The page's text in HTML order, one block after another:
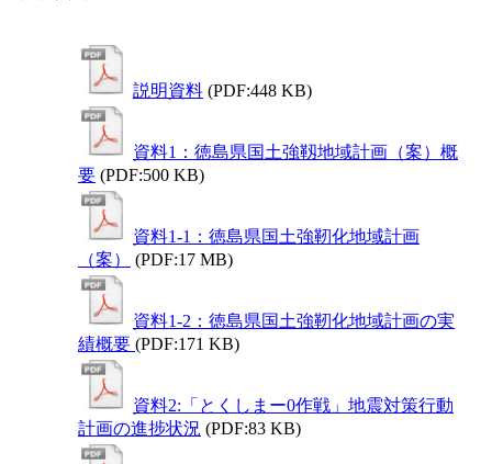
説明資料 (PDF:448 KB)
資料1：徳島県国土強靱地域計画（案）概
要 (PDF:500 KB)
資料1-1：徳島県国土強靭化地域計画
（案）
(PDF:17 MB)
資料1-2：徳島県国土強靭化地域計画の実
績概要 (PDF:171 KB)
資料2:「とくしまー0作戦」地震対策行動
計画の進捗状況 (PDF:83 KB)